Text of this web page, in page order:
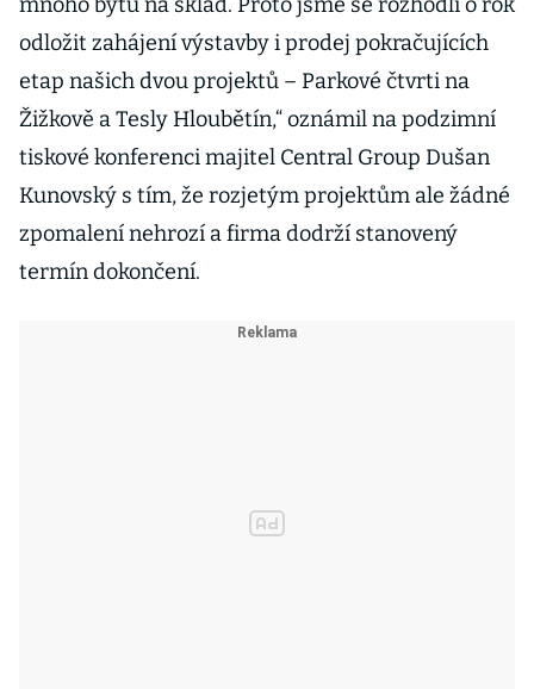
odložit zahájení výstavby i prodej pokračujících
etap našich dvou projektů – Parkové čtvrti na
Žižkově a Tesly Hloubětín,“ oznámil na podzimní
tiskové konferenci majitel Central Group Dušan
Kunovský s tím, že rozjetým projektům ale žádné
zpomalení nehrozí a firma dodrží stanovený
termín dokončení.